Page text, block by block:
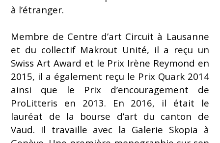
à l’étranger.
Membre de Centre d’art Circuit à Lausanne
et du collectif Makrout Unité, il a reçu un
Swiss Art Award et le Prix Irène Reymond en
2015, il a également reçu le Prix Quark 2014
ainsi que le Prix d’encouragement de
ProLitteris en 2013. En 2016, il était le
lauréat de la bourse d’art du canton de
Vaud. Il travaille avec la Galerie Skopia à